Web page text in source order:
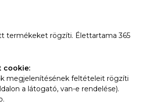
termékeket rögzíti. Élettartama 365
cookie:
megjelenítésének feltételeit rögzíti
a látogató, van-e rendelése).